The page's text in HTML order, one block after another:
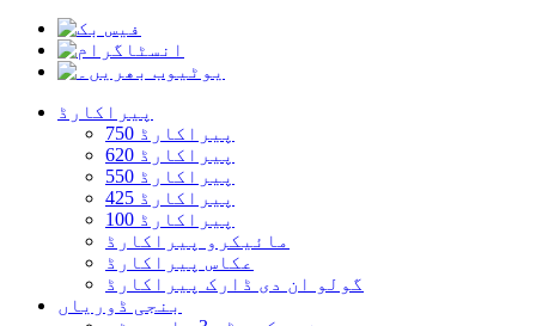
پیراکارڈ
پیراکارڈ 750
پیراکارڈ 620
پیراکارڈ 550
پیراکارڈ 425
پیراکارڈ 100
مائیکرو پیراکارڈ
عکاس پیراکارڈ
گولو ان دی ڈارک پیراکارڈ
بنجی ڈوریاں